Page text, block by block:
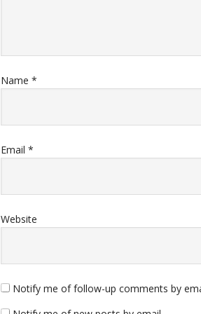
Name *
Email *
Website
Notify me of follow-up comments by